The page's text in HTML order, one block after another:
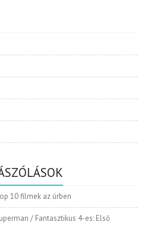
10 filmek az űrben
/ Fantasztikus 4-es: Első